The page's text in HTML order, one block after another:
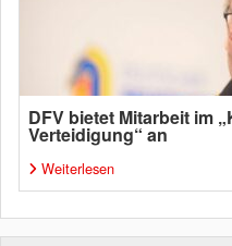
DFV bietet Mitarbeit im
Verteidigung“ an
Weiterlesen